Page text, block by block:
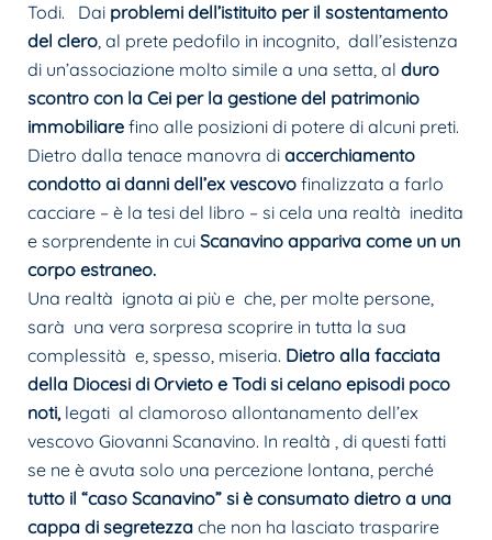
Todi. Dai problemi dell’istituito per il sostentamento
del clero, al prete pedofilo in incognito, dall’esistenza
di un’associazione molto simile a una setta, al duro
scontro con la Cei per la gestione del patrimonio
immobiliare fino alle posizioni di potere di alcuni preti.
Dietro dalla tenace manovra di accerchiamento
condotto ai danni dell’ex vescovo finalizzata a farlo
cacciare – è la tesi del libro – si cela una realtà inedita
e sorprendente in cui Scanavino appariva come un un
corpo estraneo.
Una realtà ignota ai più e che, per molte persone,
sarà una vera sorpresa scoprire in tutta la sua
complessità e, spesso, miseria. Dietro alla facciata
della Diocesi di Orvieto e Todi si celano episodi poco
noti, legati al clamoroso allontanamento dell’ex
vescovo Giovanni Scanavino. In realtà , di questi fatti
se ne è avuta solo una percezione lontana, perché
tutto il “caso Scanavino” si è consumato dietro a una
cappa di segretezza che non ha lasciato trasparire